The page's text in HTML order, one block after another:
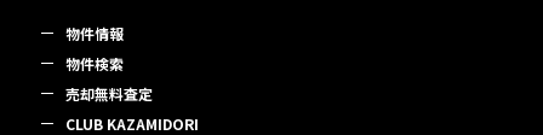
物件情報
物件検索
売却無料査定
CLUB KAZAMIDORI